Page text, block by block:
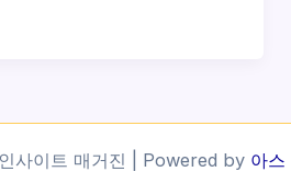
이트 매거진 | Powered by 아스